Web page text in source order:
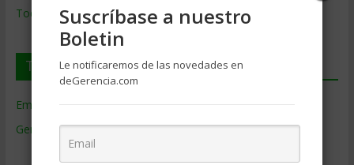
Todos los Temas
Temas de Gerencia
Empresas de Gerencia
Gerencia(9.477)
Ciencias Económicas
Suscríbase a nuestro
Boletin
Le notificaremos de las novedades en
deGerencia.com